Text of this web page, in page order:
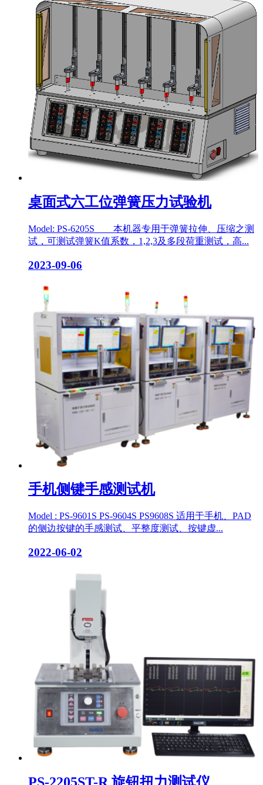
桌面式六工位弹簧压力试验机
Model: PS-6205S 本机器专用于弹簧拉伸、压缩之测
试，可测试弹簧K值系数，1,2,3及多段荷重测试，高...
2023-09-06
手机侧键手感测试机
Model : PS-9601S PS-9604S PS9608S 适用于手机、PAD
的侧边按键的手感测试、平整度测试、按键虚...
2022-06-02